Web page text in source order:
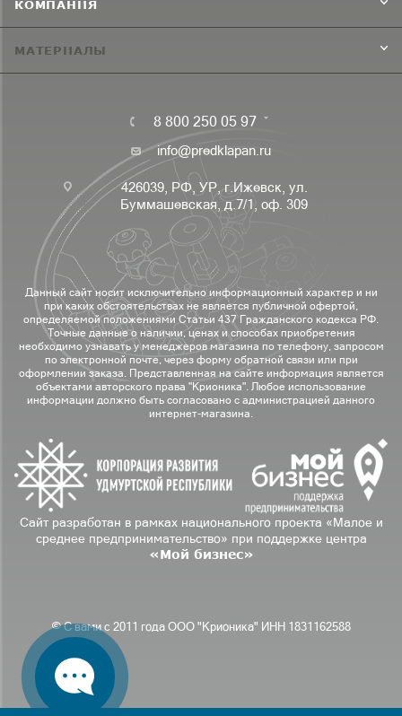
КОМПАНИЯ
МАТЕРИАЛЫ
8 800 250 05 97
info@predklapan.ru
426039, РФ, УР, г.Ижевск, ул.
Буммашевская, д.7/1, оф. 309
Данный сайт носит исключительно информационный характер и ни
при каких обстоятельствах не является публичной офертой,
определяемой положениями Статьи 437 Гражданского кодекса РФ.
Точные данные о наличии, ценах и способах приобретения
необходимо узнавать у менеджеров магазина по телефону, запросом
по электронной почте, через форму обратной связи или при
оформлении заказа. Представленная на сайте информация является
объектами авторского права "Крионика". Любое использование
информации должно быть согласовано с администрацией данного
интернет-магазина.
Сайт разработан в рамках национального проекта «Малое и
среднее предпринимательство» при поддержке центра
«Мой бизнес»
© С вами с 2011 года ООО "Крионика" ИНН 1831162588